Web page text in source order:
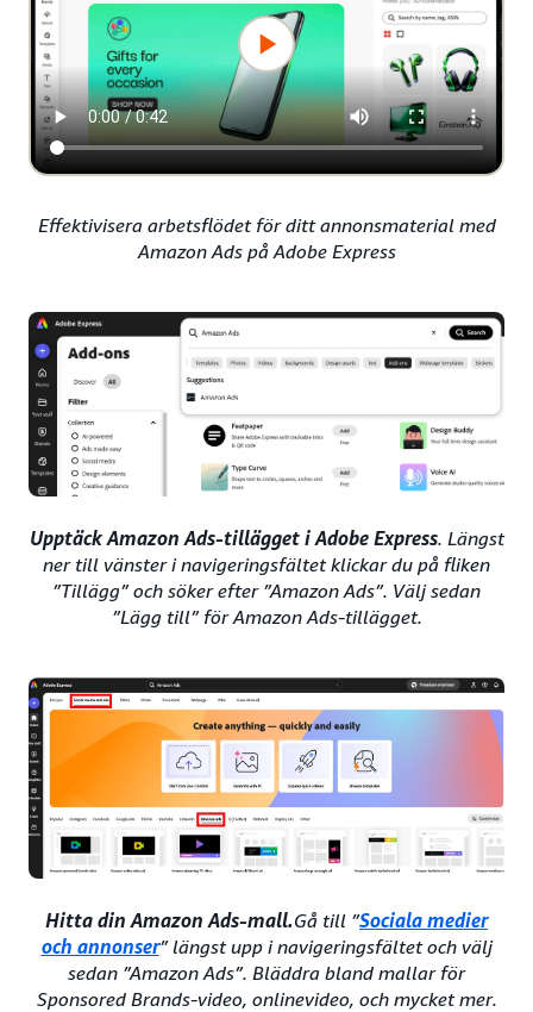
Effektivisera arbetsflödet för ditt annonsmaterial med
Amazon Ads på Adobe Express
Upptäck Amazon Ads-tillägget i Adobe Express. Längst
ner till vänster i navigeringsfältet klickar du på fliken
”Tillägg” och söker efter ”Amazon Ads”. Välj sedan
”Lägg till” för Amazon Ads-tillägget.
Hitta din Amazon Ads-mall.Gå till ”Sociala medier
och annonser” längst upp i navigeringsfältet och välj
sedan ”Amazon Ads”. Bläddra bland mallar för
Sponsored Brands-video, onlinevideo, och mycket mer.